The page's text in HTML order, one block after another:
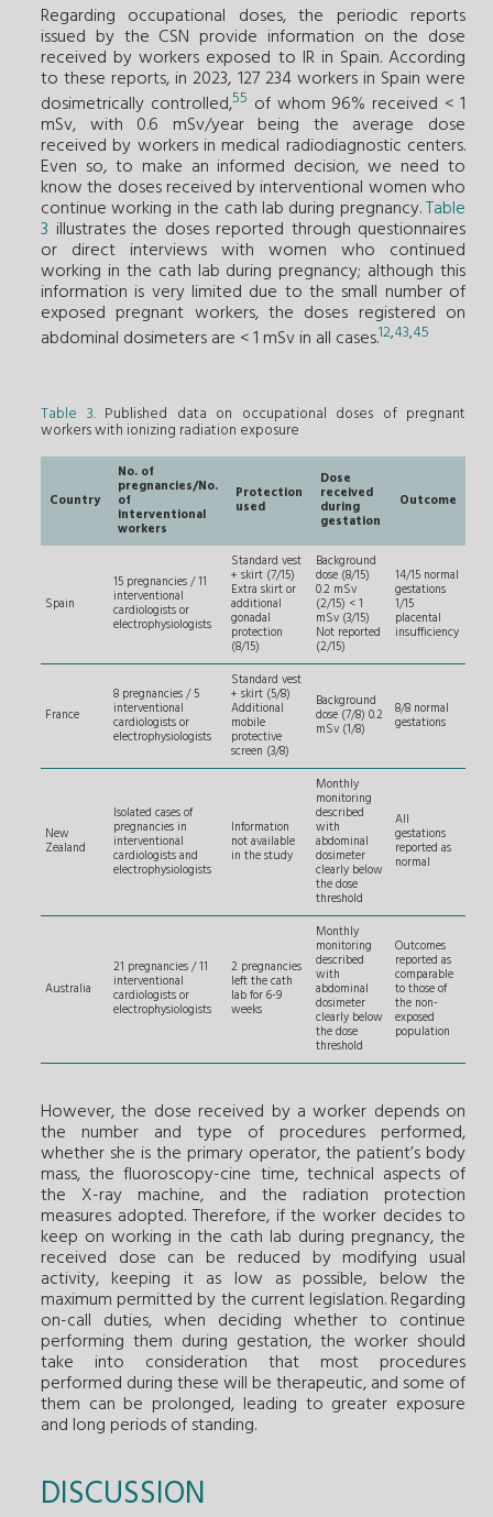
Regarding occupational doses, the periodic reports
issued by the CSN provide information on the dose
received by workers exposed to IR in Spain. According
to these reports, in 2023, 127 234 workers in Spain were
dosimetrically controlled,55 of whom 96% received < 1
mSv, with 0.6 mSv/year being the average dose
received by workers in medical radiodiagnostic centers.
Even so, to make an informed decision, we need to
know the doses received by interventional women who
continue working in the cath lab during pregnancy.Table
3 illustrates the doses reported through questionnaires
or direct interviews with women who continued
working in the cath lab during pregnancy; although this
information is very limited due to the small number of
exposed pregnant workers, the doses registered on
abdominal dosimeters are < 1 mSv in all cases.12,43,45
Table 3. Published data on occupational doses of pregnant
workers with ionizing radiation exposure
Country
No. of
pregnancies/No.
of
interventional
workers
Protection
used
Dose
received
during
gestation
Outcome
Spain
15 pregnancies / 11
interventional
cardiologists or
electrophysiologists
Standard vest
+ skirt (7/15)
Extra skirt or
additional
gonadal
protection
(8/15)
Background
dose (8/15)
0.2 mSv
(2/15) < 1
mSv (3/15)
Not reported
(2/15)
14/15 normal
gestations
1/15
placental
insufficiency
France
8 pregnancies / 5
interventional
cardiologists or
electrophysiologists
Standard vest
+ skirt (5/8)
Additional
mobile
protective
screen (3/8)
Background
dose (7/8) 0.2
mSv (1/8)
8/8 normal
gestations
New
Zealand
Isolated cases of
pregnancies in
interventional
cardiologists and
electrophysiologists
Information
not available
in the study
Monthly
monitoring
described
with
abdominal
dosimeter
clearly below
the dose
threshold
All
gestations
reported as
normal
Australia
21 pregnancies / 11
interventional
cardiologists or
electrophysiologists
2 pregnancies
left the cath
lab for 6-9
weeks
Monthly
monitoring
described
with
abdominal
dosimeter
clearly below
the dose
threshold
Outcomes
reported as
comparable
to those of
the non-
exposed
population
However, the dose received by a worker depends on
the number and type of procedures performed,
whether she is the primary operator, the patient’s body
mass, the fluoroscopy-cine time, technical aspects of
the X-ray machine, and the radiation protection
measures adopted. Therefore, if the worker decides to
keep on working in the cath lab during pregnancy, the
received dose can be reduced by modifying usual
activity, keeping it as low as possible, below the
maximum permitted by the current legislation. Regarding
on-call duties, when deciding whether to continue
performing them during gestation, the worker should
take into consideration that most procedures
performed during these will be therapeutic, and some of
them can be prolonged, leading to greater exposure
and long periods of standing.
DISCUSSION